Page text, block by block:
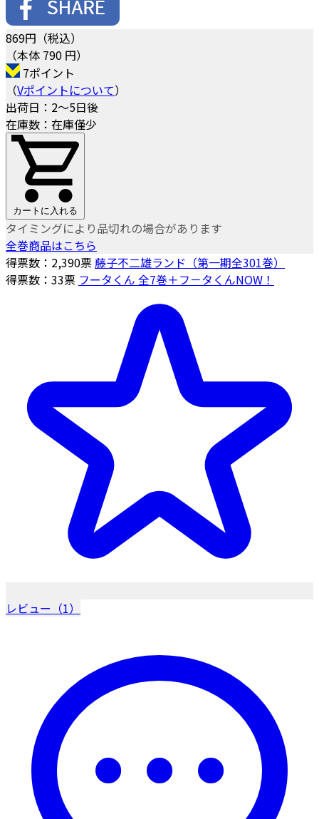
869円（税込）
（本体 790 円）
7ポイント
（Vポイントについて）
出荷日：2～5日後
在庫数：在庫僅少
カートに入れる
タイミングにより品切れの場合があります
全巻商品はこちら
得票数： 2,390票藤子不二雄ランド（第一期全301巻）
得票数： 33票 フータくん 全7巻＋フ－タくんNOW！
レビュー（1）